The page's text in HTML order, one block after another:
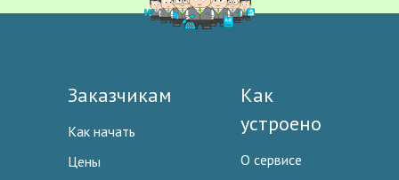
Заказчикам
Как начать
Цены
Как
устроено
О сервисе